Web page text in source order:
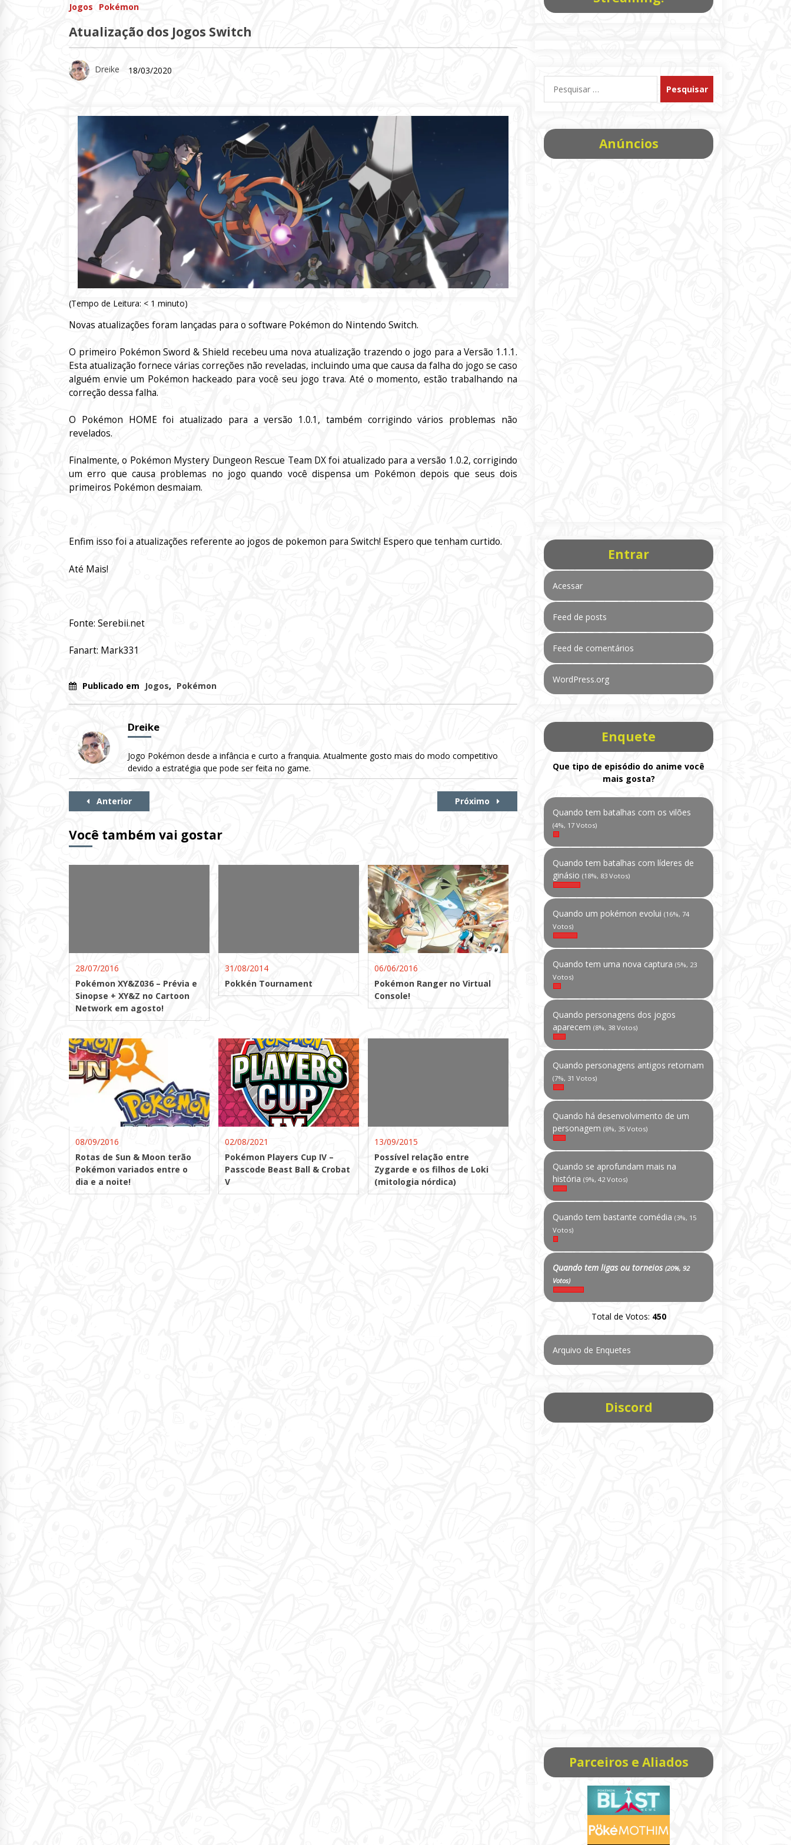
Jogos Pokémon
Atualização dos Jogos Switch
Dreike 18/03/2020
(Tempo de Leitura: < 1 minuto)
Novas atualizações foram lançadas para o software Pokémon do Nintendo Switch.
O primeiro Pokémon Sword & Shield recebeu uma nova atualização trazendo o jogo para a Versão 1.1.1.
Esta atualização fornece várias correções não reveladas, incluindo uma que causa da falha do jogo se caso
alguém envie um Pokémon hackeado para você seu jogo trava. Até o momento, estão trabalhando na
correção dessa falha.
O Pokémon HOME foi atualizado para a versão 1.0.1, também corrigindo vários problemas não
revelados.
Finalmente, o Pokémon Mystery Dungeon Rescue Team DX foi atualizado para a versão 1.0.2, corrigindo
um erro que causa problemas no jogo quando você dispensa um Pokémon depois que seus dois
primeiros Pokémon desmaiam.
Enfim isso foi a atualizações referente ao jogos de pokemon para Switch! Espero que tenham curtido.
Até Mais!
Fonte: Serebii.net
Fanart: Mark331
Publicado em Jogos, Pokémon
Dreike
Jogo Pokémon desde a infância e curto a franquia. Atualmente gosto mais do modo competitivo
devido a estratégia que pode ser feita no game.
Continue
Anterior Próximo
Você também vai gostar
28/07/2016
Pokémon XY&Z036 – Prévia e
Sinopse + XY&Z no Cartoon
Network em agosto!
31/08/2014
Pokkén Tournament
06/06/2016
Pokémon Ranger no Virtual
Console!
08/09/2016
Rotas de Sun & Moon terão
Pokémon variados entre o
dia e a noite!
02/08/2021
Pokémon Players Cup IV –
Passcode Beast Ball & Crobat
V
13/09/2015
Possível relação entre
Zygarde e os filhos de Loki
(mitologia nórdica)
por:
Anúncios
Entrar
Acessar
Feed de posts
Feed de comentários
WordPress.org
Enquete
Que tipo de episódio do anime você
mais gosta?
Quando tem batalhas com os vilões
(4%, 17 Votos)
Quando tem batalhas com líderes de
ginásio (18%, 83 Votos)
Quando um pokémon evolui (16%, 74
Votos)
Quando tem uma nova captura (5%, 23
Votos)
Quando personagens dos jogos
aparecem (8%, 38 Votos)
Quando personagens antigos retornam
(7%, 31 Votos)
Quando há desenvolvimento de um
personagem (8%, 35 Votos)
Quando se aprofundam mais na
história (9%, 42 Votos)
Quando tem bastante comédia (3%, 15
Votos)
Quando tem ligas ou torneios (20%, 92
Votos)
Total de Votos: 450
Arquivo de Enquetes
Discord
Parceiros e Aliados